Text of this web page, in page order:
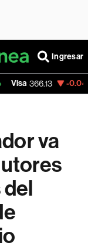
Ingresar
-0.04%
va